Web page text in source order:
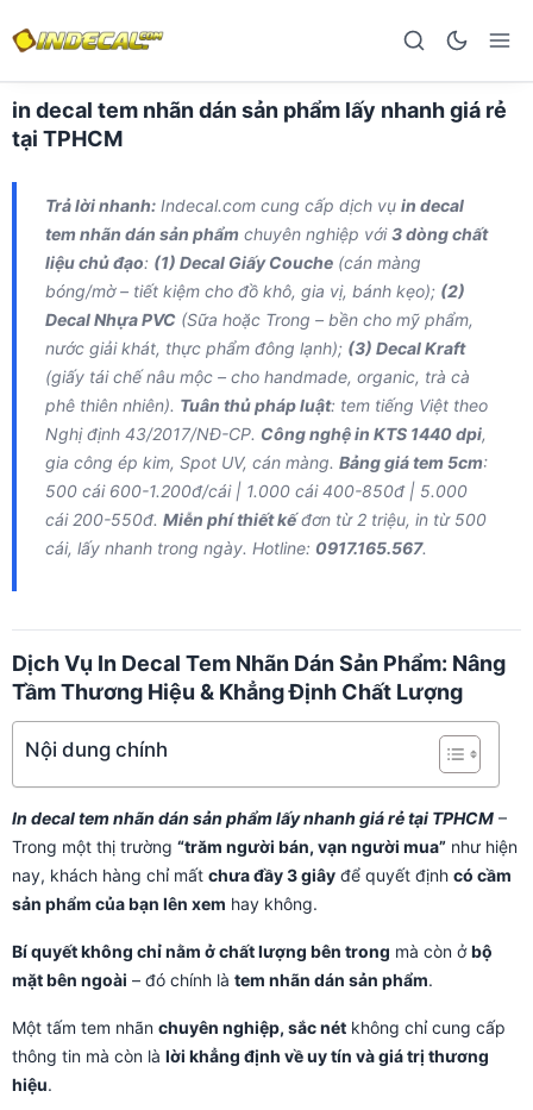
in decal tem nhãn dán sản phẩm lấy nhanh giá rẻ
tại TPHCM
Trả lời nhanh: Indecal.com cung cấp dịch vụ in decal
tem nhãn dán sản phẩm chuyên nghiệp với3 dòng chất
liệu chủ đạo: (1) Decal Giấy Couche (cán màng
bóng/mờ – tiết kiệm cho đồ khô, gia vị, bánh kẹo); (2)
Decal Nhựa PVC (Sữa hoặc Trong – bền cho mỹ phẩm,
nước giải khát, thực phẩm đông lạnh); (3) Decal Kraft
(giấy tái chế nâu mộc – cho handmade, organic, trà cà
phê thiên nhiên). Tuân thủ pháp luật: tem tiếng Việt theo
Nghị định 43/2017/NĐ-CP. Công nghệ in KTS 1440 dpi,
gia công ép kim, Spot UV, cán màng. Bảng giá tem 5cm:
500 cái 600-1.200đ/cái | 1.000 cái 400-850đ | 5.000
cái 200-550đ. Miễn phí thiết kếđơn từ 2 triệu, in từ 500
cái, lấy nhanh trong ngày. Hotline: 0917.165.567.
Dịch Vụ In Decal Tem Nhãn Dán Sản Phẩm: Nâng
Tầm Thương Hiệu & Khẳng Định Chất Lượng
Nội dung chính
In decal tem nhãn dán sản phẩm lấy nhanh giá rẻ tại TPHCM –
Trong một thị trường “trăm người bán, vạn người mua” như hiện
nay, khách hàng chỉ mất chưa đầy 3 giây để quyết định có cầm
sản phẩm của bạn lên xem hay không.
Bí quyết không chỉ nằm ở chất lượng bên trong mà còn ởbộ
mặt bên ngoài – đó chính là tem nhãn dán sản phẩm.
Một tấm tem nhãn chuyên nghiệp, sắc nét không chỉ cung cấp
thông tin mà còn là lời khẳng định về uy tín và giá trị thương
hiệu.